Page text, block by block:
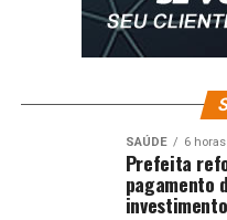
SAÚDE 6
Prefeita
pagamento